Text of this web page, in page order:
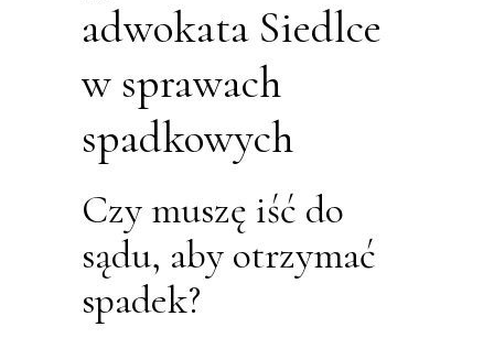
adwokata Siedlce
w sprawach
spadkowych
Czy muszę iść do
sądu, aby otrzymać
spadek?